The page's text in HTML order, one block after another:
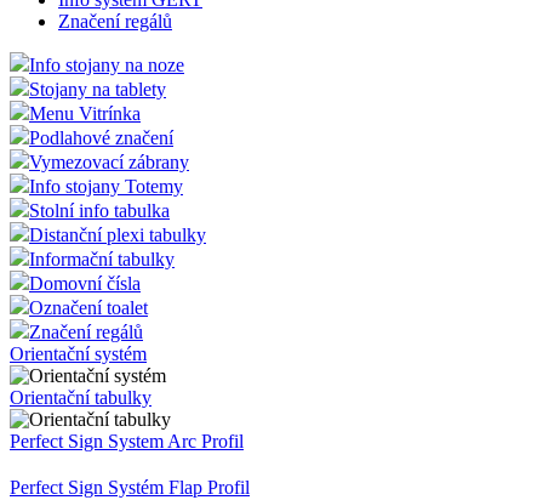
Značení regálů
Info stojany na noze
Stojany na tablety
Menu Vitrínka
Podlahové značení
Vymezovací zábrany
Info stojany Totemy
Stolní info tabulka
Distanční plexi tabulky
Informační tabulky
Domovní čísla
Označení toalet
Značení regálů
Orientační systém
Orientační tabulky
Perfect Sign System Arc Profil
Perfect Sign Systém Flap Profil